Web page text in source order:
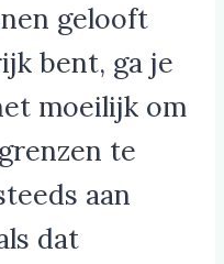
gelooft
bent, ga je
moeilijk om
te
aan
dat